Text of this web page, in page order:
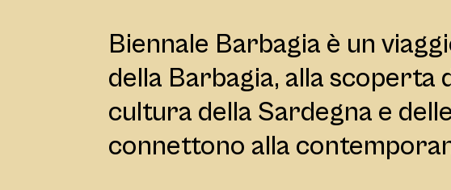
Biennale Barbagia è un
della Barbagia, alla scoperta
cultura della Sardegna e
connettono alla